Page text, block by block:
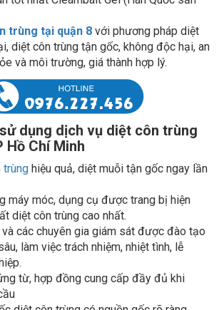
trùng tại quận 8 với phương pháp diệt
diệt côn trùng tận gốc, không độc hại, an
và môi trường, giá thành hợp lý.
dụng dịch vụ diệt côn trùng
Hồ Chí Minh
hiệu quả, diệt muỗi tận gốc ngay lần
máy móc, dụng cụ được trang bị hiện
diệt côn trùng cao nhất.
các chuyên gia giám sát được đào tạo
làm việc trách nhiệm, nhiệt tình, lễ
từ, hợp đồng cung cấp đầy đủ khi
diệt côn trùng có nguồn gốc rõ ràng,